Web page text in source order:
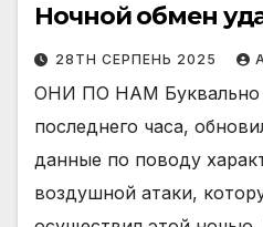
Ночной обмен
28TH СЕРПЕНЬ 2025
ОНИ ПО НАМ Буквально
последнего часа,
данные по поводу
воздушной атаки,